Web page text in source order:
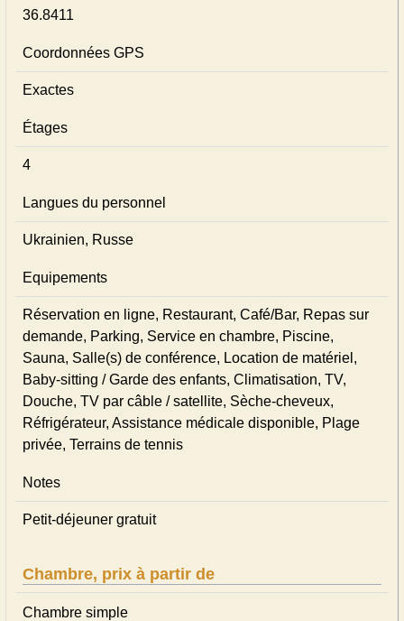
36.8411
Coordonnées GPS
Exactes
Étages
4
Langues du personnel
Ukrainien, Russe
Equipements
Réservation en ligne, Restaurant, Café/Bar, Repas sur
demande, Parking, Service en chambre, Piscine,
Sauna, Salle(s) de conférence, Location de matériel,
Baby-sitting / Garde des enfants, Climatisation, TV,
Douche, TV par câble / satellite, Sèche-cheveux,
Réfrigérateur, Assistance médicale disponible, Plage
privée, Terrains de tennis
Notes
Petit-déjeuner gratuit
Chambre, prix à partir de
Chambre simple